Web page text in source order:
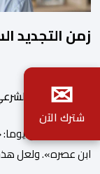
زمن التجديد
بواسطة أحمد
كتب شاتوبريان
ابن عصره». ولعل
✉
شترك الآن